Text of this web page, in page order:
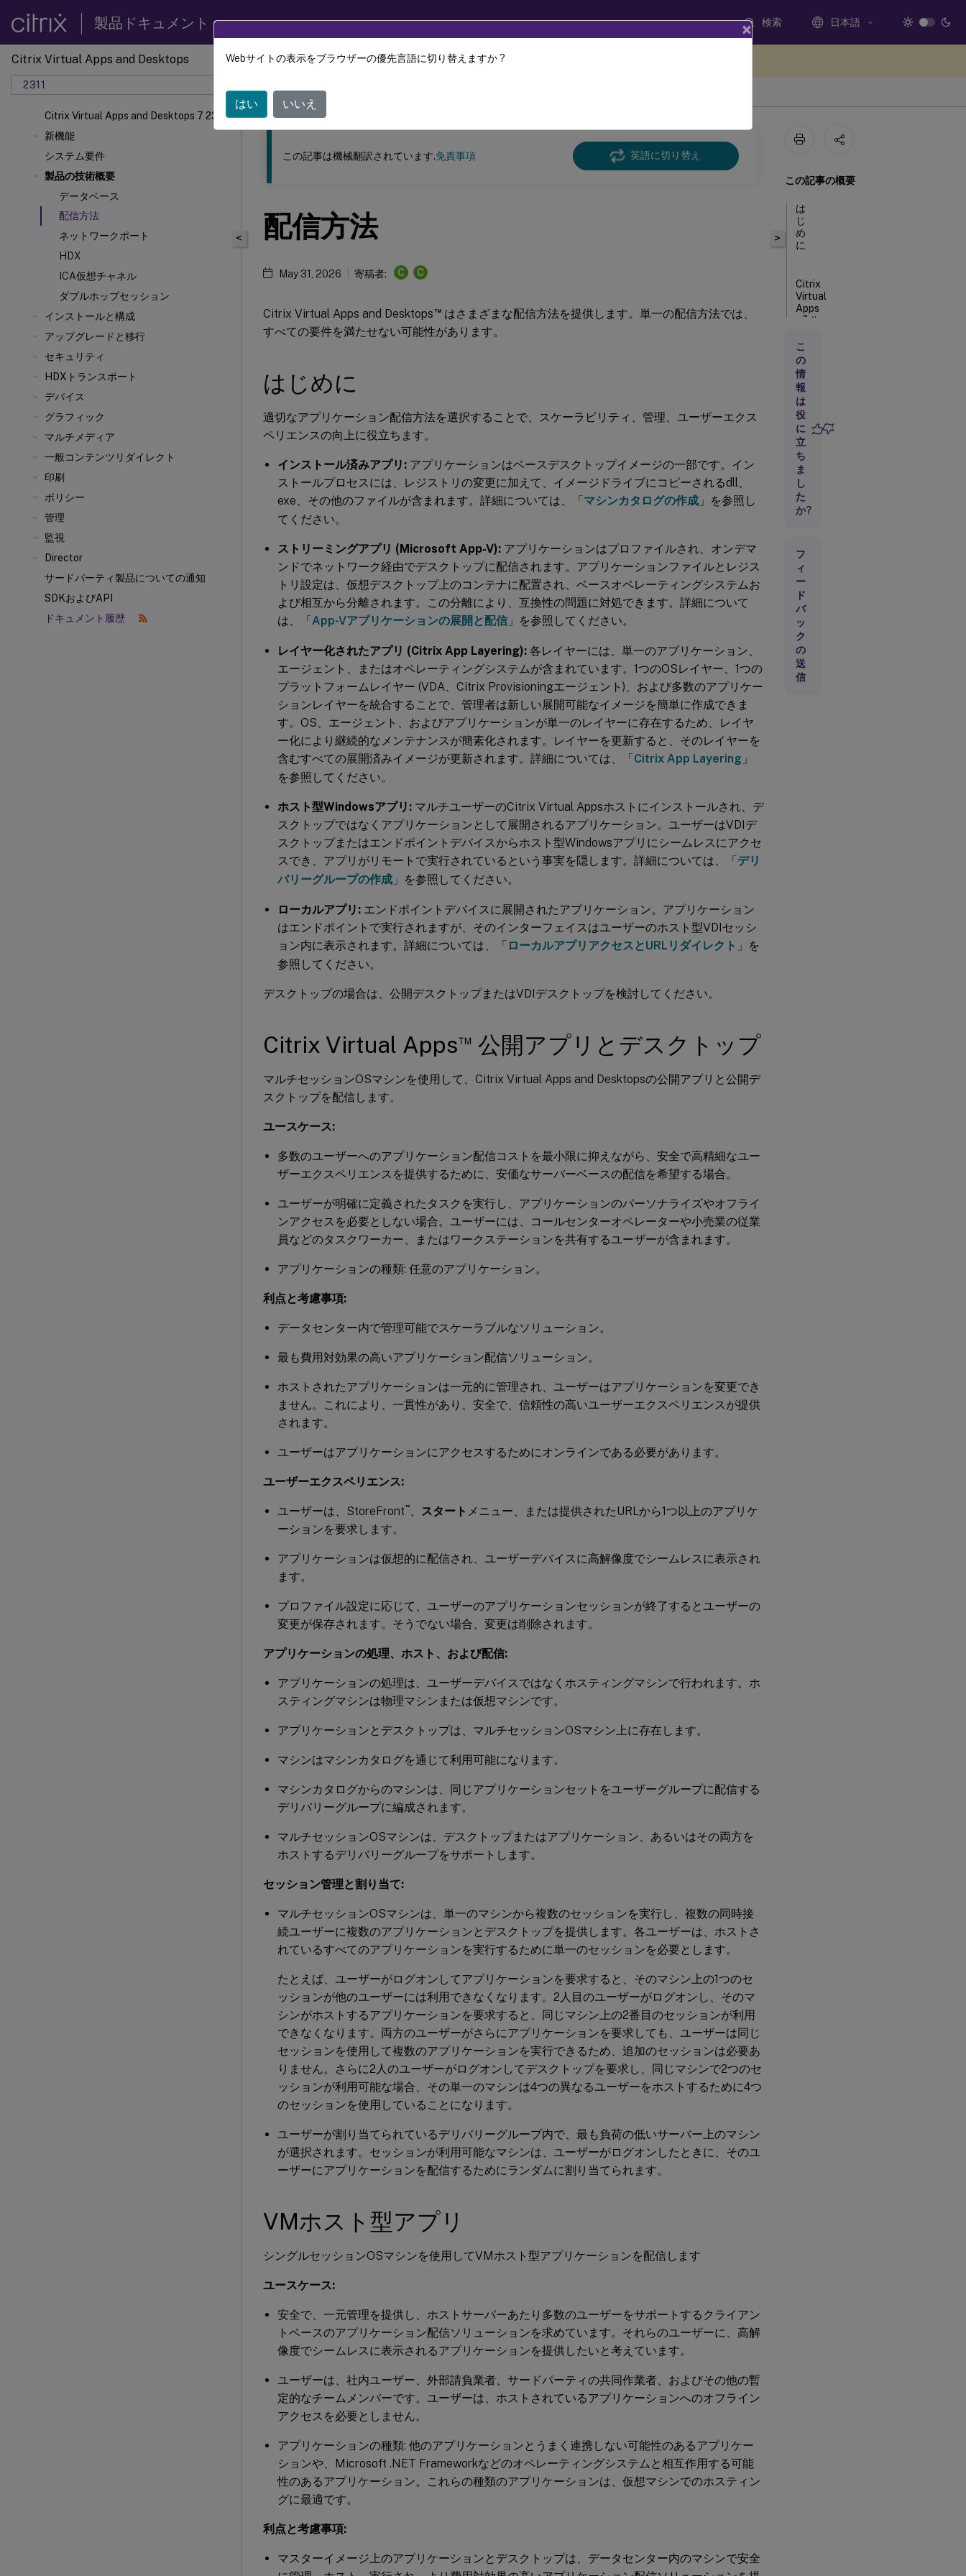
製品ドキュメント 検索 日本語
Citrix Virtual Apps and Desktops
2311
Citrix Virtual Apps and Desktops 7 2311
新機能
システム要件
製品の技術概要
データベース
配信方法
ネットワークポート
HDX
ICA仮想チャネル
ダブルホップセッション
インストールと構成
アップグレードと移行
セキュリティ
HDXトランスポート
デバイス
グラフィック
マルチメディア
一般コンテンツリダイレクト
印刷
ポリシー
管理
監視
Director
サードパーティ製品についての通知
SDKおよびAPI
ドキュメント履歴
このコンテンツは動的に機械翻訳されています。
Citrix Virtual Apps and Desktops 7 2311
<
この記事は機械翻訳されています.免責事項 英語に切り替え
配信方法
May 31, 2026 寄稿者: C C
Citrix Virtual Apps and Desktops™はさまざまな配信方法を提供します。単一の配信方法では、
すべての要件を満たせない可能性があります。
はじめに
適切なアプリケーション配信方法を選択することで、スケーラビリティ、管理、ユーザーエクス
ペリエンスの向上に役立ちます。
インストール済みアプリ: アプリケーションはベースデスクトップイメージの一部です。イン
ストールプロセスには、レジストリの変更に加えて、イメージドライブにコピーされるdll、
exe、その他のファイルが含まれます。詳細については、「マシンカタログの作成 」を参照し
てください。
ストリーミングアプリ (Microsoft App-V): アプリケーションはプロファイルされ、オンデマ
ンドでネットワーク経由でデスクトップに配信されます。アプリケーションファイルとレジス
トリ設定は、仮想デスクトップ上のコンテナに配置され、ベースオペレーティングシステムお
よび相互から分離されます。この分離により、互換性の問題に対処できます。詳細について
は、「App-Vアプリケーションの展開と配信 」を参照してください。
レイヤー化されたアプリ (Citrix App Layering): 各レイヤーには、単一のアプリケーション、
エージェント、またはオペレーティングシステムが含まれています。1つのOSレイヤー、1つの
プラットフォームレイヤー (VDA、Citrix Provisioningエージェント)、および多数のアプリケー
ションレイヤーを統合することで、管理者は新しい展開可能なイメージを簡単に作成できま
す。OS、エージェント、およびアプリケーションが単一のレイヤーに存在するため、レイヤ
ー化により継続的なメンテナンスが簡素化されます。レイヤーを更新すると、そのレイヤーを
含むすべての展開済みイメージが更新されます。詳細については、「Citrix App Layering 」
を参照してください。
ホスト型Windowsアプリ: マルチユーザーのCitrix Virtual Appsホストにインストールされ、デ
スクトップではなくアプリケーションとして展開されるアプリケーション。ユーザーはVDIデ
スクトップまたはエンドポイントデバイスからホスト型Windowsアプリにシームレスにアクセ
スでき、アプリがリモートで実行されているという事実を隠します。詳細については、「デリ
バリーグループの作成 」を参照してください。
ローカルアプリ: エンドポイントデバイスに展開されたアプリケーション。アプリケーション
はエンドポイントで実行されますが、そのインターフェイスはユーザーのホスト型VDIセッシ
ョン内に表示されます。詳細については、「 ローカルアプリアクセスとURLリダイレクト 」を
参照してください。
デスクトップの場合は、公開デスクトップまたはVDIデスクトップを検討してください。
Citrix Virtual Apps™ 公開アプリとデスクトップ
マルチセッションOSマシンを使用して、Citrix Virtual Apps and Desktopsの公開アプリと公開デ
スクトップを配信します。
ユースケース:
多数のユーザーへのアプリケーション配信コストを最小限に抑えながら、安全で高精細なユー
ザーエクスペリエンスを提供するために、安価なサーバーベースの配信を希望する場合。
ユーザーが明確に定義されたタスクを実行し、アプリケーションのパーソナライズやオフライ
ンアクセスを必要としない場合。ユーザーには、コールセンターオペレーターや小売業の従業
員などのタスクワーカー、またはワークステーションを共有するユーザーが含まれます。
アプリケーションの種類: 任意のアプリケーション。
利点と考慮事項:
データセンター内で管理可能でスケーラブルなソリューション。
最も費用対効果の高いアプリケーション配信ソリューション。
ホストされたアプリケーションは一元的に管理され、ユーザーはアプリケーションを変更でき
ません。これにより、一貫性があり、安全で、信頼性の高いユーザーエクスペリエンスが提供
されます。
ユーザーはアプリケーションにアクセスするためにオンラインである必要があります。
ユーザーエクスペリエンス:
ユーザーは、StoreFront ™ スタート メニュー、または提供されたURLから1つ以上のアプリケ
ーションを要求します。
アプリケーションは仮想的に配信され、ユーザーデバイスに高解像度でシームレスに表示され
ます。
プロファイル設定に応じて、ユーザーのアプリケーションセッションが終了するとユーザーの
変更が保存されます。そうでない場合、変更は削除されます。
アプリケーションの処理、ホスト、および配信:
アプリケーションの処理は、ユーザーデバイスではなくホスティングマシンで行われます。ホ
スティングマシンは物理マシンまたは仮想マシンです。
アプリケーションとデスクトップは、マルチセッションOSマシン上に存在します。
マシンはマシンカタログを通じて利用可能になります。
マシンカタログからのマシンは、同じアプリケーションセットをユーザーグループに配信する
デリバリーグループに編成されます。
マルチセッションOSマシンは、デスクトップまたはアプリケーション、あるいはその両方を
ホストするデリバリーグループをサポートします。
セッション管理と割り当て:
マルチセッションOSマシンは、単一のマシンから複数のセッションを実行し、複数の同時接
続ユーザーに複数のアプリケーションとデスクトップを提供します。各ユーザーは、ホストさ
れているすべてのアプリケーションを実行するために単一のセッションを必要とします。
たとえば、ユーザーがログオンしてアプリケーションを要求すると、そのマシン上の1つのセ
ッションが他のユーザーには利用できなくなります。2人目のユーザーがログオンし、そのマ
シンがホストするアプリケーションを要求すると、同じマシン上の2番目のセッションが利用
できなくなります。両方のユーザーがさらにアプリケーションを要求しても、ユーザーは同じ
セッションを使用して複数のアプリケーションを実行できるため、追加のセッションは必要あ
りません。さらに2人のユーザーがログオンしてデスクトップを要求し、同じマシンで2つのセ
ッションが利用可能な場合、その単一のマシンは4つの異なるユーザーをホストするために4つ
のセッションを使用していることになります。
ユーザーが割り当てられているデリバリーグループ内で、最も負荷の低いサーバー上のマシン
が選択されます。セッションが利用可能なマシンは、ユーザーがログオンしたときに、そのユ
ーザーにアプリケーションを配信するためにランダムに割り当てられます。
VMホスト型アプリ
シングルセッションOSマシンを使用してVMホスト型アプリケーションを配信します
ユースケース:
安全で、一元管理を提供し、ホストサーバーあたり多数のユーザーをサポートするクライアン
トベースのアプリケーション配信ソリューションを求めています。それらのユーザーに、高解
像度でシームレスに表示されるアプリケーションを提供したいと考えています。
ユーザーは、社内ユーザー、外部請負業者、サードパーティの共同作業者、およびその他の暫
定的なチームメンバーです。ユーザーは、ホストされているアプリケーションへのオフライン
アクセスを必要としません。
アプリケーションの種類: 他のアプリケーションとうまく連携しない可能性のあるアプリケー
ションや、Microsoft .NET Frameworkなどのオペレーティングシステムと相互作用する可能
性のあるアプリケーション。これらの種類のアプリケーションは、仮想マシンでのホスティン
グに最適です。
利点と考慮事項:
マスターイメージ上のアプリケーションとデスクトップは、データセンター内のマシンで安全
>
この記事の概要
は
じ
め
に
Citrix
Virtual
Apps
™
公
リとデ
スクト
ップ
VM
ホ
ス
ト
型
ア
プ
リ
ス
ク
ト
ッ
プ
リ
モ
ー
ト
こ
の
情
報
は
役
に
立
ち
ま
し
た
か?
フ
ィ
ー
ド
バ
ッ
ク
の
送
信
×
Webサイトの表示をブラウザーの優先言語に切り替えますか ?
はい いいえ